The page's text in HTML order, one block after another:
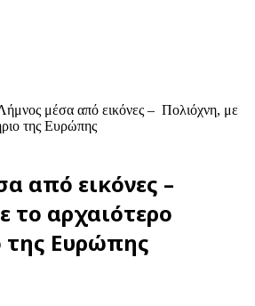
μέσα από εικόνες – Πολιόχνη, με
της Ευρώπης
από εικόνες –
το αρχαιότερο
της Ευρώπης